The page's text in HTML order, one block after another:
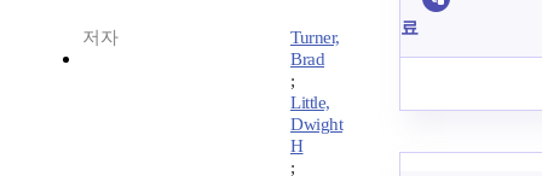
저자
Turner,
Brad
;
Little,
Dwight
H
;
료